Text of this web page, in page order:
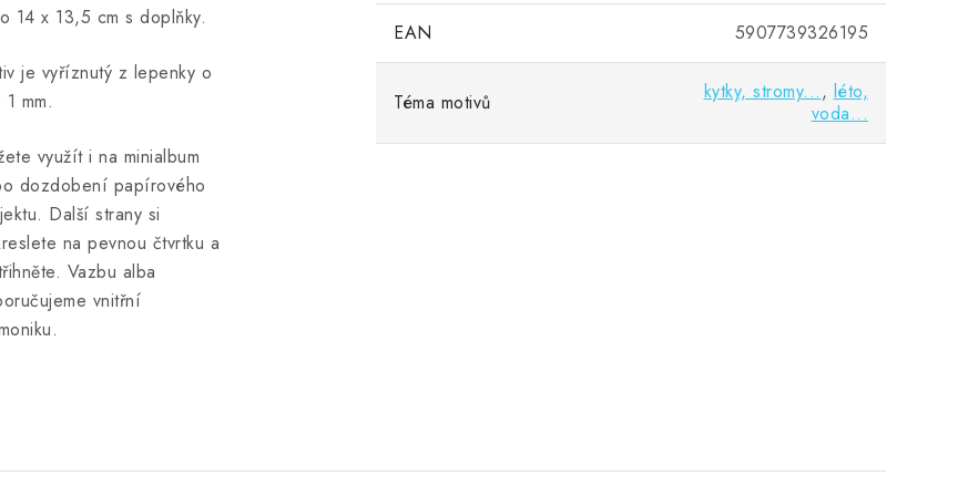
14 x 13,5 cm s doplňky.
je vyříznutý z lepenky o
mm.
využít i na minialbum
dozdobení papírového
Další strany si
na pevnou čtvrtku a
Vazbu alba
vnitřní
EAN 5907739326195
Téma motivů kytky, stromy..., léto,
voda...